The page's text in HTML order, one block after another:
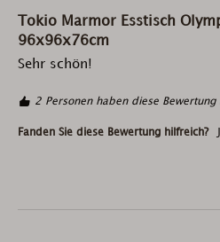
Tokio Marmor Esstisch
96x96x76cm
Sehr schön!
2 Personen haben diese
Fanden Sie diese Bewertung hilfreich?